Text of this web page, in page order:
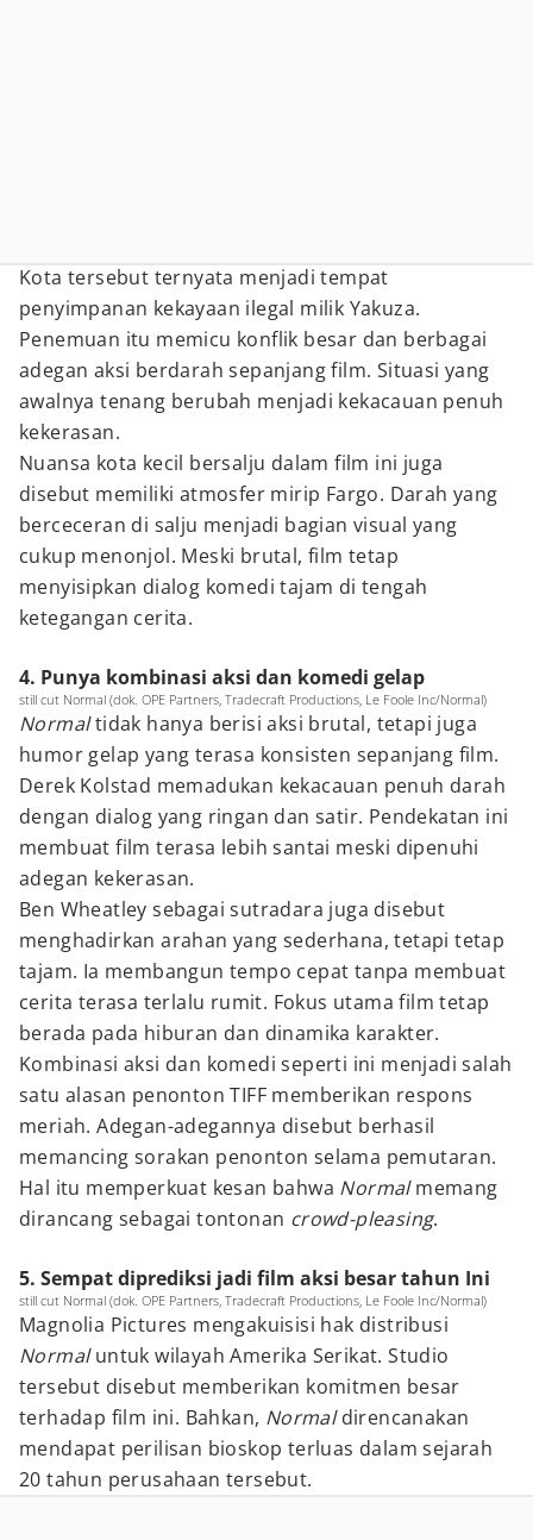
Kota tersebut ternyata menjadi tempat
penyimpanan kekayaan ilegal milik Yakuza.
Penemuan itu memicu konflik besar dan berbagai
adegan aksi berdarah sepanjang film. Situasi yang
awalnya tenang berubah menjadi kekacauan penuh
kekerasan.
Nuansa kota kecil bersalju dalam film ini juga
disebut memiliki atmosfer mirip Fargo. Darah yang
berceceran di salju menjadi bagian visual yang
cukup menonjol. Meski brutal, film tetap
menyisipkan dialog komedi tajam di tengah
ketegangan cerita.
4. Punya kombinasi aksi dan komedi gelap
still cut Normal (dok. OPE Partners, Tradecraft Productions, Le Foole Inc/Normal)
Normaltidak hanya berisi aksi brutal, tetapi juga
humor gelap yang terasa konsisten sepanjang film.
Derek Kolstad memadukan kekacauan penuh darah
dengan dialog yang ringan dan satir. Pendekatan ini
membuat film terasa lebih santai meski dipenuhi
adegan kekerasan.
Ben Wheatley sebagai sutradara juga disebut
menghadirkan arahan yang sederhana, tetapi tetap
tajam. Ia membangun tempo cepat tanpa membuat
cerita terasa terlalu rumit. Fokus utama film tetap
berada pada hiburan dan dinamika karakter.
Kombinasi aksi dan komedi seperti ini menjadi salah
satu alasan penonton TIFF memberikan respons
meriah. Adegan-adegannya disebut berhasil
memancing sorakan penonton selama pemutaran.
Hal itu memperkuat kesan bahwa Normalmemang
dirancang sebagai tontonan crowd-pleasing.
5. Sempat diprediksi jadi film aksi besar tahun Ini
still cut Normal (dok. OPE Partners, Tradecraft Productions, Le Foole Inc/Normal)
Magnolia Pictures mengakuisisi hak distribusi
Normaluntuk wilayah Amerika Serikat. Studio
tersebut disebut memberikan komitmen besar
terhadap film ini. Bahkan, Normaldirencanakan
mendapat perilisan bioskop terluas dalam sejarah
20 tahun perusahaan tersebut.